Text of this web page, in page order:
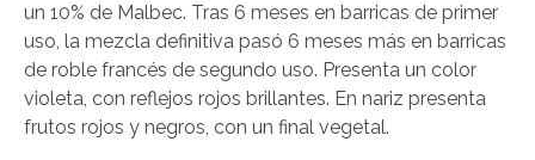
un 10% de Malbec. Tras 6 meses en barricas de primer
uso, la mezcla definitiva pasó 6 meses más en barricas
de roble francés de segundo uso. Presenta un color
violeta, con reflejos rojos brillantes. En nariz presenta
frutos rojos y negros, con un final vegetal.